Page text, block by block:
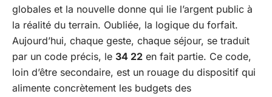
globales et la nouvelle donne qui lie l’argent public à
la réalité du terrain. Oubliée, la logique du forfait.
Aujourd’hui, chaque geste, chaque séjour, se traduit
par un code précis, le 34 22 en fait partie. Ce code,
loin d’être secondaire, est un rouage du dispositif qui
alimente concrètement les budgets des